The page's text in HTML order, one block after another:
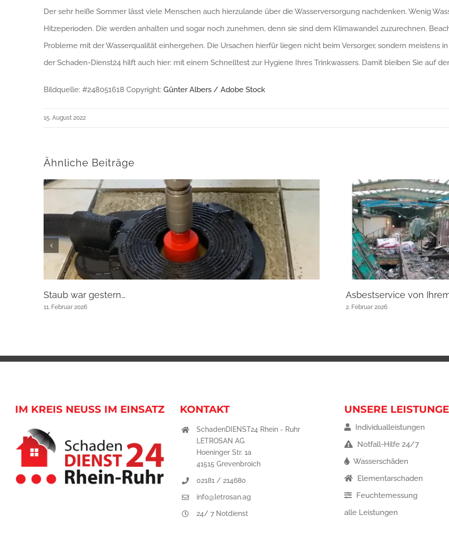
Der sehr heiße Sommer lässt viele Menschen auch hierzulande über die Wasserversorgung nachdenken. Wenig
Hitzeperioden. Die werden anhalten und sogar noch zunehmen, denn sie sind dem Klimawandel zuzurechnen.
Probleme mit der Wasserqualität einhergehen. Die Ursachen hierfür liegen nicht beim Versorger, sondern meistens
der Schaden-Dienst24 hilft auch hier: mit einem Schnelltest zur Hygiene Ihres Trinkwassers. Damit bleiben Sie auf
Bildquelle: #248051618 Copyright: Günter Albers / Adobe Stock
15. August 2022
Ähnliche Beiträge
Staub war gestern…
11. Februar 2026
Asbestservice von
2. Februar 2026
IM KREIS NEUSS IM EINSATZ KONTAKT
SchadenDIENST24 Rhein - Ruhr
LETROSAN AG
Hoeninger Str. 1a
41515 Grevenbroich
02181 / 214680
info@letrosan.ag
24/ 7 Notdienst
UNSERE
Individualleistungen
Notfall-Hilfe 24/7
Wasserschäden
Elementarschaden
Feuchtemessung
alle Leistungen